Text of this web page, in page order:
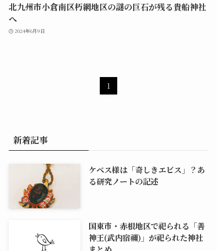
北九州市小倉南区朽網地区の謎の巨石が残る貴船神社
へ
2024年6月9日
1
新着記事
ケベス様は「奇しきエビス」？あ
る研究ノートの記述
国東市・赤根地区で祀られる「善
神王(武内宿禰)」が祀られた神社